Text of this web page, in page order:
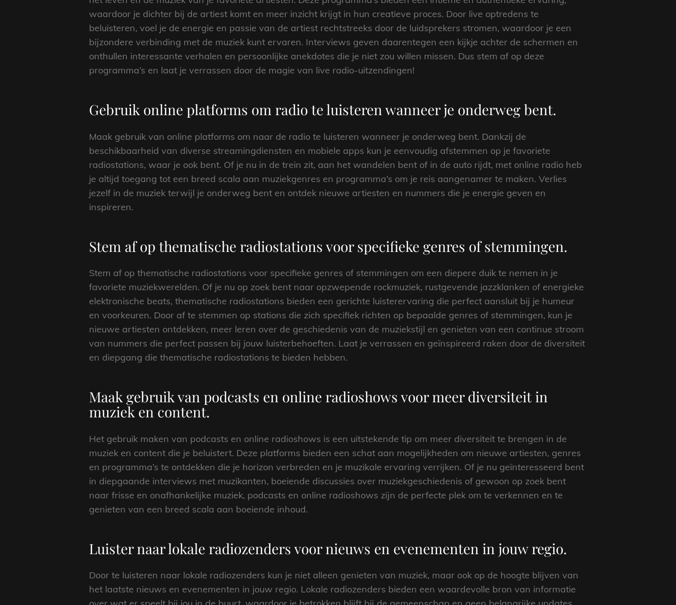
waardoor je dichter bij de artiest komt en meer inzicht krijgt in hun creatieve proces. Door live optredens te
beluisteren, voel je de energie en passie van de artiest rechtstreeks door de luidsprekers stromen, waardoor je een
bijzondere verbinding met de muziek kunt ervaren. Interviews geven daarentegen een kijkje achter de schermen en
onthullen interessante verhalen en persoonlijke anekdotes die je niet zou willen missen. Dus stem af op deze
programma’s en laat je verrassen door de magie van live radio-uitzendingen!
Gebruik online platforms om radio te luisteren wanneer je onderweg bent.
Maak gebruik van online platforms om naar de radio te luisteren wanneer je onderweg bent. Dankzij de
beschikbaarheid van diverse streamingdiensten en mobiele apps kun je eenvoudig afstemmen op je favoriete
radiostations, waar je ook bent. Of je nu in de trein zit, aan het wandelen bent of in de auto rijdt, met online radio heb
je altijd toegang tot een breed scala aan muziekgenres en programma’s om je reis aangenamer te maken. Verlies
jezelf in de muziek terwijl je onderweg bent en ontdek nieuwe artiesten en nummers die je energie geven en
inspireren.
Stem af op thematische radiostations voor specifieke genres of stemmingen.
Stem af op thematische radiostations voor specifieke genres of stemmingen om een diepere duik te nemen in je
favoriete muziekwerelden. Of je nu op zoek bent naar opzwepende rockmuziek, rustgevende jazzklanken of energieke
elektronische beats, thematische radiostations bieden een gerichte luisterervaring die perfect aansluit bij je humeur
en voorkeuren. Door af te stemmen op stations die zich specifiek richten op bepaalde genres of stemmingen, kun je
nieuwe artiesten ontdekken, meer leren over de geschiedenis van de muziekstijl en genieten van een continue stroom
van nummers die perfect passen bij jouw luisterbehoeften. Laat je verrassen en geïnspireerd raken door de diversiteit
en diepgang die thematische radiostations te bieden hebben.
Maak gebruik van podcasts en online radioshows voor meer diversiteit in
muziek en content.
Het gebruik maken van podcasts en online radioshows is een uitstekende tip om meer diversiteit te brengen in de
muziek en content die je beluistert. Deze platforms bieden een schat aan mogelijkheden om nieuwe artiesten, genres
en programma’s te ontdekken die je horizon verbreden en je muzikale ervaring verrijken. Of je nu geïnteresseerd bent
in diepgaande interviews met muzikanten, boeiende discussies over muziekgeschiedenis of gewoon op zoek bent
naar frisse en onafhankelijke muziek, podcasts en online radioshows zijn de perfecte plek om te verkennen en te
genieten van een breed scala aan boeiende inhoud.
Luister naar lokale radiozenders voor nieuws en evenementen in jouw regio.
Door te luisteren naar lokale radiozenders kun je niet alleen genieten van muziek, maar ook op de hoogte blijven van
het laatste nieuws en evenementen in jouw regio. Lokale radiozenders bieden een waardevolle bron van informatie